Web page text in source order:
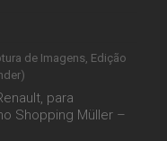
de Imagens, Edição
para
Shopping Müller –